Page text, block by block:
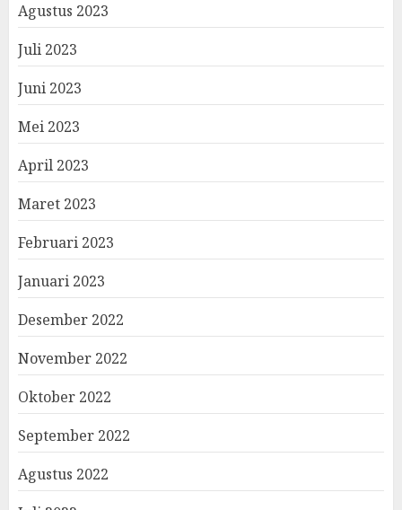
Agustus 2023
Juli 2023
Juni 2023
Mei 2023
April 2023
Maret 2023
Februari 2023
Januari 2023
Desember 2022
November 2022
Oktober 2022
September 2022
Agustus 2022